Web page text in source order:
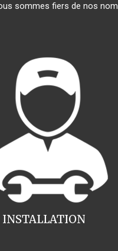
sommes fiers de nos
INSTALLATION